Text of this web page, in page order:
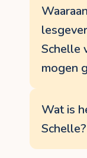
BijlesHuis
resultaten
worden
Iedereen
bijles
Schelle
mogen
tijdens een
van
indien hij/zij
Wat is
Schelle?
Voor bijles